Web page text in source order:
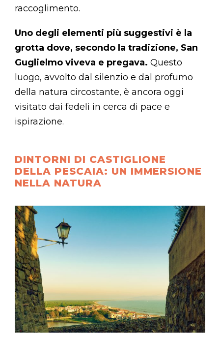
raccoglimento.
Uno degli elementi più suggestivi è la
grotta dove, secondo la tradizione, San
Guglielmo viveva e pregava. Questo
luogo, avvolto dal silenzio e dal profumo
della natura circostante, è ancora oggi
visitato dai fedeli in cerca di pace e
ispirazione.
DINTORNI DI CASTIGLIONE
DELLA PESCAIA: UN IMMERSIONE
NELLA NATURA